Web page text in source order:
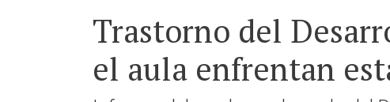
Trastorno del
el aula enfrentan